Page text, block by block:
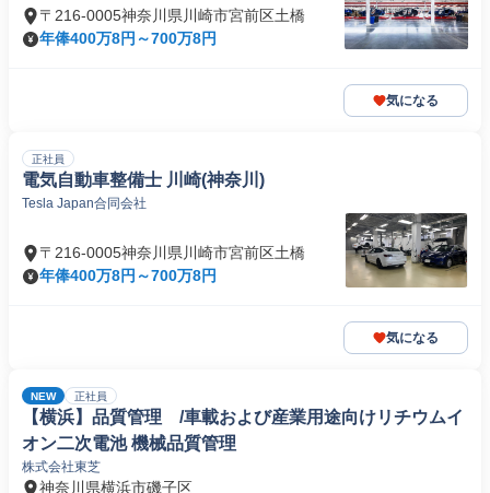
〒216-0005神奈川県川崎市宮前区土橋
年俸400万8円～700万8円
気になる
正社員
電気自動車整備士 川崎(神奈川)
Tesla Japan合同会社
〒216-0005神奈川県川崎市宮前区土橋
年俸400万8円～700万8円
気になる
NEW 正社員
【横浜】品質管理 /車載および産業用途向けリチウムイ
オン二次電池 機械品質管理
株式会社東芝
神奈川県横浜市磯子区